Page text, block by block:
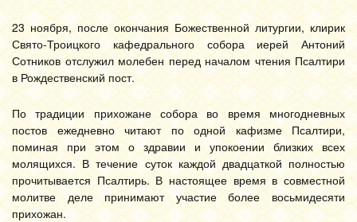
23 ноября, после окончания Божественной литургии, клирик
Свято-Троицкого кафедрального собора иерей Антоний
Сотников отслужил молебен перед началом чтения Псалтири
в Рождественский пост.
По традиции прихожане собора во время многодневных
постов ежедневно читают по одной кафизме Псалтири,
поминая при этом о здравии и упокоении близких всех
молящихся. В течение суток каждой двадцаткой полностью
прочитывается Псалтирь. В настоящее время в совместной
молитве деле принимают участие более восьмидесяти
прихожан.